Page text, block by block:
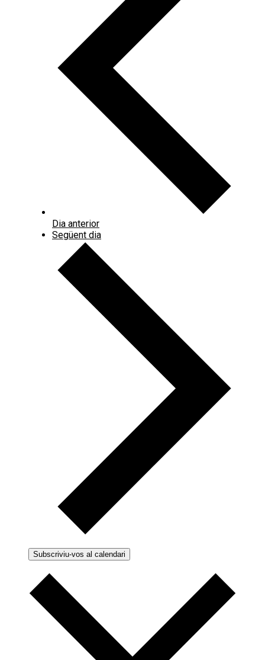
Dia anterior
Següent dia
Subscriviu-vos al calendari